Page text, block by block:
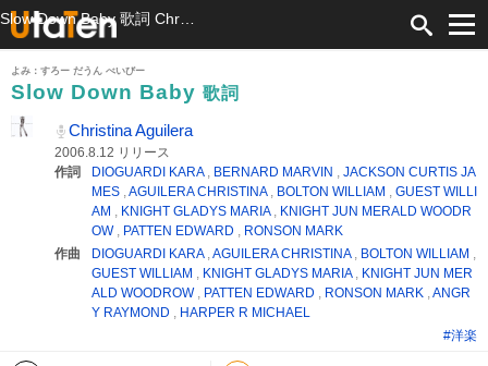
よみ：すろー だうん べいびー
Slow Down Baby 歌詞
Christina Aguilera
2006.8.12 リリース
作詞
DIOGUARDI KARA , BERNARD MARVIN , JACKSON CURTIS JA
MES ,AGUILERA CHRISTINA , BOLTON WILLIAM , GUEST WILLI
AM , KNIGHT GLADYS MARIA , KNIGHT JUN MERALD WOODR
OW , PATTEN EDWARD , RONSON MARK
作曲
DIOGUARDI KARA ,AGUILERA CHRISTINA , BOLTON WILLIAM ,
GUEST WILLIAM , KNIGHT GLADYS MARIA , KNIGHT JUN MER
ALD WOODROW , PATTEN EDWARD , RONSON MARK ,ANGR
Y RAYMOND , HARPER R MICHAEL
#洋楽